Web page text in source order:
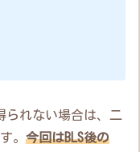
られない場合は、二
。今回はBLS後の